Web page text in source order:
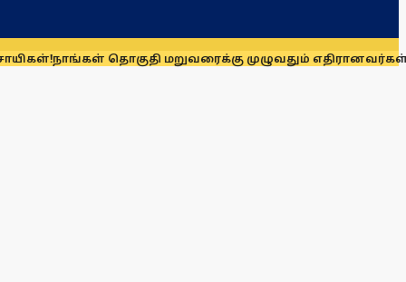
தொகுதி மறுவரைக்கு முழுவதும் எதிரானவர்கள் அல்லர்: